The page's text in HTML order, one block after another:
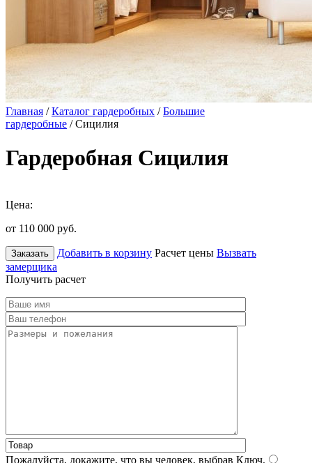
Главная /Каталог гардеробных /Большие
гардеробные / Сицилия
Гардеробная Сицилия
Цена:
от 110 000 руб.
Заказать Добавить в корзину Расчет цены Вызвать
замерщика
Получить расчет
Пожалуйста, докажите, что вы человек, выбрав Ключ.